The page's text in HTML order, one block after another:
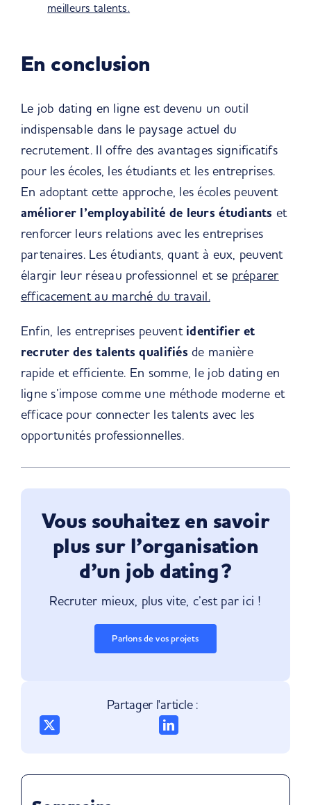
meilleurs talents.
En conclusion
Le job dating en ligne est devenu un outil
indispensable dans le paysage actuel du
recrutement. Il offre des avantages significatifs
pour les écoles, les étudiants et les entreprises.
En adoptant cette approche, les écoles peuvent
améliorer l’employabilité de leurs étudiants et
renforcer leurs relations avec les entreprises
partenaires. Les étudiants, quant à eux, peuvent
élargir leur réseau professionnel et se préparer
efficacement au marché du travail.
Enfin, les entreprises peuvent identifier et
recruter des talents qualifiés de manière
rapide et efficiente. En somme, le job dating en
ligne s’impose comme une méthode moderne et
efficace pour connecter les talents avec les
opportunités professionnelles.
Vous souhaitez en savoir
plus sur l’organisation
d’un job dating ?
Recruter mieux, plus vite, c’est par ici !
Parlons de vos projets
Partager l'article :